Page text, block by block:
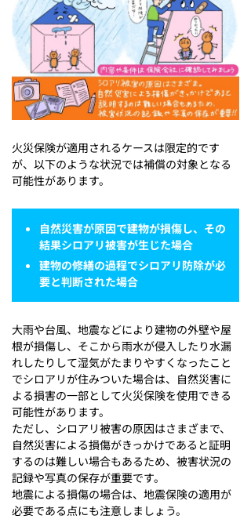
火災保険が適用されるケースは限定的です
が、以下のような状況では補償の対象となる
可能性があります。
自然災害が原因で建物が損傷し、その
結果シロアリ被害が生じた場合
建物の修繕の過程でシロアリ防除が必
要と判断された場合
大雨や台風、地震などにより建物の外壁や屋
根が損傷し、そこから雨水が侵入したり水漏
れしたりして湿気がたまりやすくなったこと
でシロアリが住みついた場合は、自然災害に
よる損害の一部として火災保険を使用できる
可能性があります。
ただし、シロアリ被害の原因はさまざまで、
自然災害による損傷がきっかけであると証明
するのは難しい場合もあるため、被害状況の
記録や写真の保存が重要です。
地震による損傷の場合は、地震保険の適用が
必要である点にも注意しましょう。